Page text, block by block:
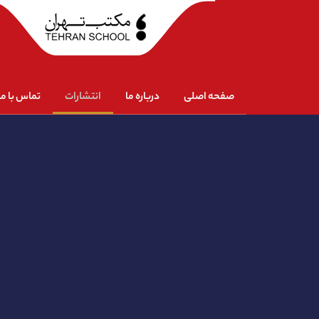
صفحه اصلی درباره ما انتشارات تماس با